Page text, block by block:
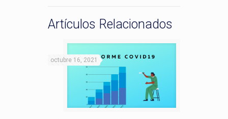
Artículos Relacionados
octubre 16, 2021